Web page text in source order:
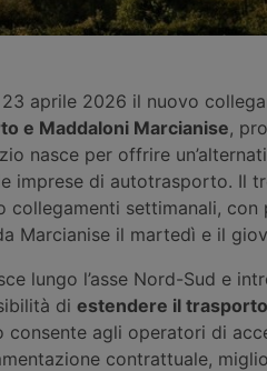
aprile 2026 il nuovo
e Maddaloni Marcianise,
nasce per offrire
imprese di autotrasporto. Il
collegamenti settimanali,
Marcianise il martedì e il
lungo l’asse Nord-Sud e
di estendere il
consente agli operatori di
contrattuale,